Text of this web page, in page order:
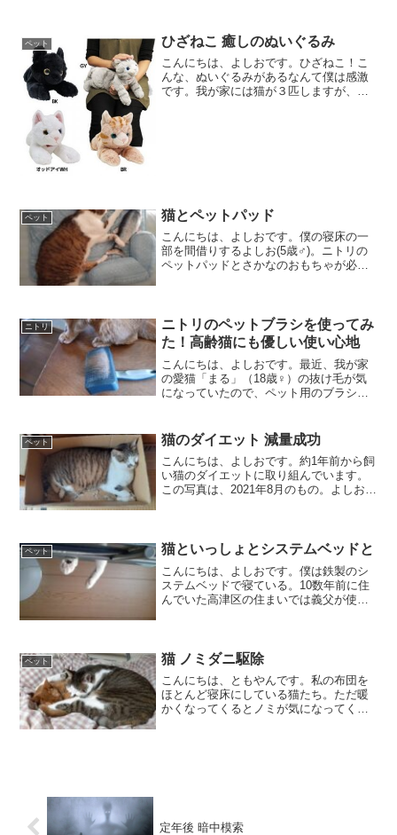
ペット ひざねこ 癒しのぬいぐるみ
こんにちは、よしおです。ひざねこ！こ
んな、ぬいぐるみがあるなんて僕は感激
です。我が家には猫が３匹しますが、仕
ペット 猫とペットパッド
こんにちは、よしおです。僕の寝床の一
部を間借りするよしお(5歳♂)。ニトリの
ペットパッドとさかなのおもちゃが必須
デブリアン、つち...
ニトリ
ニトリのペットブラシを使ってみ
た！高齢猫にも優しい使い心地
こんにちは、よしおです。最近、我が家
の愛猫「まる」（18歳♀）の抜け毛が気
になっていたので、ペット用のブラシを
使ってみてとてもよかった【ニトリのス
リッカータイプのペット...
ペット 猫のダイエット 減量成功
こんにちは、よしおです。約1年前から飼
い猫のダイエットに取り組んでいます。
この写真は、2021年8月のもの。よしおの
8月に...
ペット 猫といっしょとシステムベッドと
こんにちは、よしおです。僕は鉄製のシ
ステムベッドで寝ている。10数年前に住
んでいた高津区の住まいでは義父が使っ
ッドの下は高さ120セ...
ペット 猫 ノミダニ駆除
こんにちは、ともやんです。私の布団を
ほとんど寝床にしている猫たち。ただ暖
かくなってくるとノミが気になってく
定年後 暗中模索